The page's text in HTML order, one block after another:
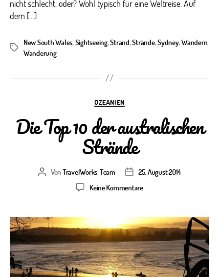
nicht schlecht, oder? Wohl typisch für eine Weltreise. Auf
dem […]
Schlagwörter
New South Wales, Sightseeing,Strand,Strände,Sydney,Wandern,
Wanderung
Kategorien
OZEANIEN
Die Top 10 der australischen
Strände
Beitragsautor
Von TravelWorks-Team Veröffentlichungsdatum
25. August 2014
Keine Kommentarezu
10
der
australischen
Strände